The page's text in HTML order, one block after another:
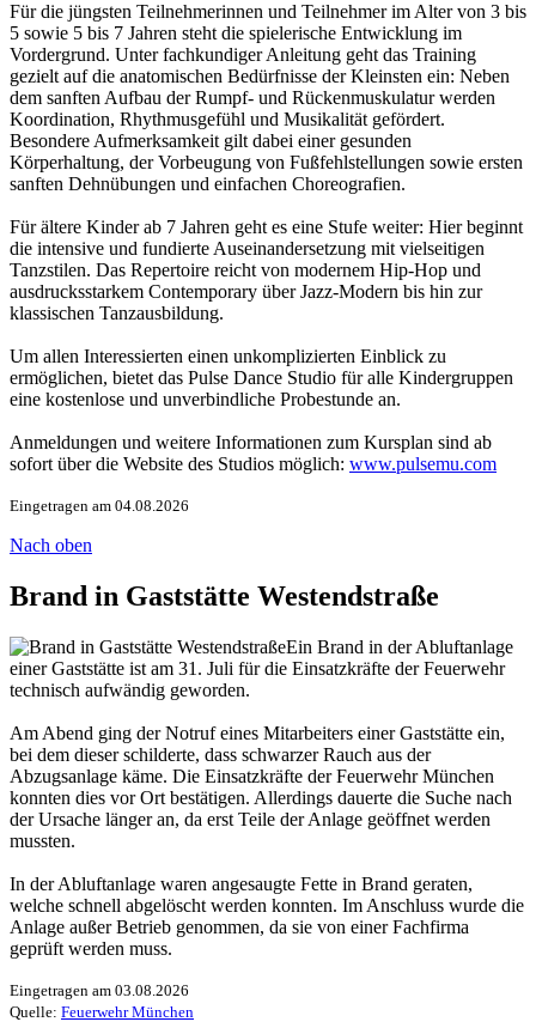
Für die jüngsten Teilnehmerinnen und Teilnehmer im Alter von 3 bis
5 sowie 5 bis 7 Jahren steht die spielerische Entwicklung im
Vordergrund. Unter fachkundiger Anleitung geht das Training
gezielt auf die anatomischen Bedürfnisse der Kleinsten ein: Neben
dem sanften Aufbau der Rumpf- und Rückenmuskulatur werden
Koordination, Rhythmusgefühl und Musikalität gefördert.
Besondere Aufmerksamkeit gilt dabei einer gesunden
Körperhaltung, der Vorbeugung von Fußfehlstellungen sowie ersten
sanften Dehnübungen und einfachen Choreografien.
Für ältere Kinder ab 7 Jahren geht es eine Stufe weiter: Hier beginnt
die intensive und fundierte Auseinandersetzung mit vielseitigen
Tanzstilen. Das Repertoire reicht von modernem Hip-Hop und
ausdrucksstarkem Contemporary über Jazz-Modern bis hin zur
klassischen Tanzausbildung.
Um allen Interessierten einen unkomplizierten Einblick zu
ermöglichen, bietet das Pulse Dance Studio für alle Kindergruppen
eine kostenlose und unverbindliche Probestunde an.
Anmeldungen und weitere Informationen zum Kursplan sind ab
sofort über die Website des Studios möglich: www.pulsemu.com
Eingetragen am 04.08.2026
Nach oben
Brand in Gaststätte Westendstraße
Ein Brand in der Abluftanlage
einer Gaststätte ist am 31. Juli für die Einsatzkräfte der Feuerwehr
technisch aufwändig geworden.
Am Abend ging der Notruf eines Mitarbeiters einer Gaststätte ein,
bei dem dieser schilderte, dass schwarzer Rauch aus der
Abzugsanlage käme. Die Einsatzkräfte der Feuerwehr München
konnten dies vor Ort bestätigen. Allerdings dauerte die Suche nach
der Ursache länger an, da erst Teile der Anlage geöffnet werden
mussten.
In der Abluftanlage waren angesaugte Fette in Brand geraten,
welche schnell abgelöscht werden konnten. Im Anschluss wurde die
Anlage außer Betrieb genommen, da sie von einer Fachfirma
geprüft werden muss.
Eingetragen am 03.08.2026
Quelle: Feuerwehr München